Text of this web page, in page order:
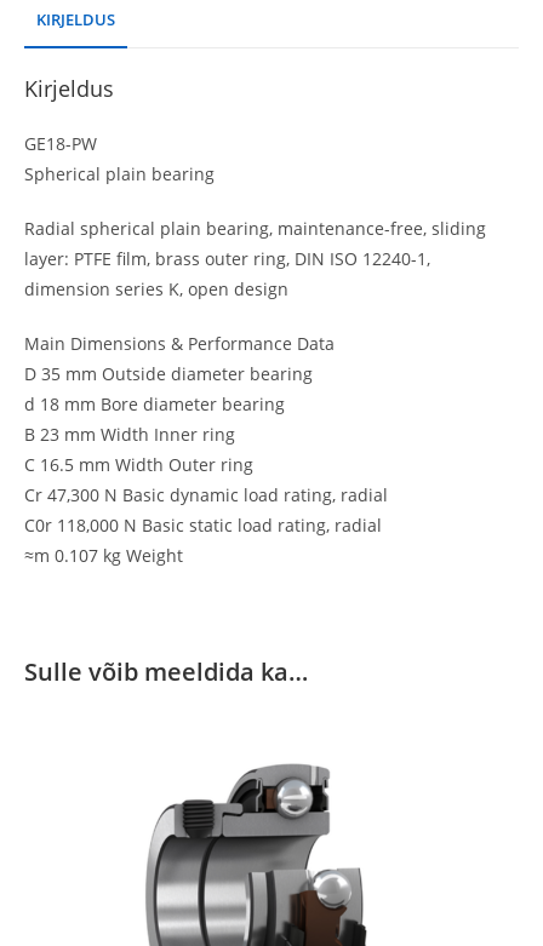
KIRJELDUS
Kirjeldus
GE18-PW
Spherical plain bearing
Radial spherical plain bearing, maintenance-free, sliding
layer: PTFE film, brass outer ring, DIN ISO 12240-1,
dimension series K, open design
Main Dimensions & Performance Data
D 35 mm Outside diameter bearing
d 18 mm Bore diameter bearing
B 23 mm Width Inner ring
C 16.5 mm Width Outer ring
Cr 47,300 N Basic dynamic load rating, radial
C0r 118,000 N Basic static load rating, radial
≈m 0.107 kg Weight
Sulle võib meeldida ka…